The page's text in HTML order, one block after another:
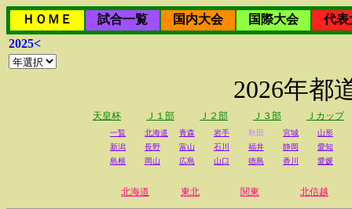
ＨＯＭＥ 試合一覧 国内大会 国際大会
代表
2025<
2026年都
天皇杯 Ｊ１部 Ｊ２部 Ｊ３部 Ｊカップ
一覧 北海道 青森 岩手 秋田 宮城
山形
新潟
長野 富山 石川 福井 静岡
愛知
島根
岡山 広島 山口 徳島 香川 愛媛
北海道 東北 関東 北信越